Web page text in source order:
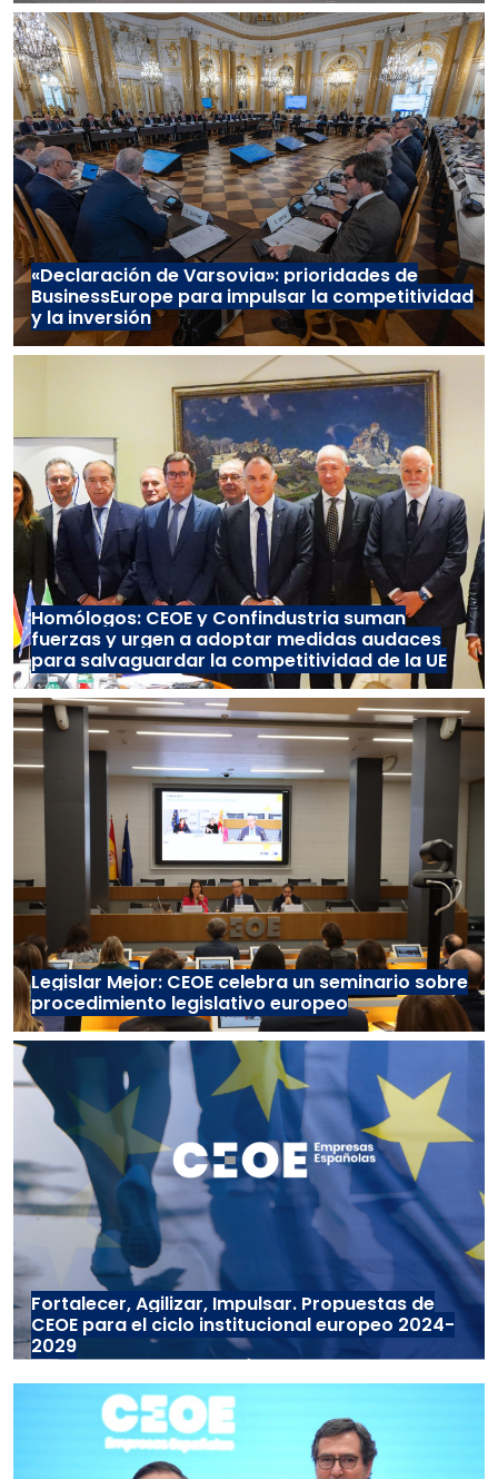
«Declaración de Varsovia»: prioridades de
BusinessEurope para impulsar la competitividad
y la inversión
Homólogos: CEOE y Confindustria suman
fuerzas y urgen a adoptar medidas audaces
para salvaguardar la competitividad de la UE
Legislar Mejor: CEOE celebra un seminario sobre
procedimiento legislativo europeo
Fortalecer, Agilizar, Impulsar. Propuestas de
CEOE para el ciclo institucional europeo 2024-
2029